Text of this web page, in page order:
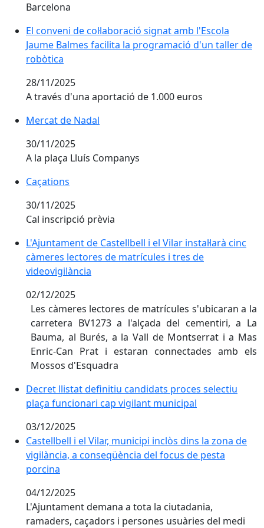
Barcelona
El conveni de col·laboració signat amb l'Escola
El conveni de col·laboració signat amb l'Escola
Jaume Balmes facilita la programació d'un taller de
robòtica
28/11/2025
A través d'una aportació de 1.000 euros
Mercat de Nadal
Mercat de Nadal
30/11/2025
A la plaça Lluís Companys
Caçations
Caçations
30/11/2025
Cal inscripció prèvia
L'Ajuntament de Castellbell i el Vilar instal·larà cinc
L'Ajuntament de Castellbell i el Vilar instal·larà cinc
càmeres lectores de matrícules i tres de
videovigilància
02/12/2025
Les càmeres lectores de matrícules s'ubicaran a la
carretera BV1273 a l'alçada del cementiri, a La
Bauma, al Burés, a la Vall de Montserrat i a Mas
Enric-Can Prat i estaran connectades amb els
Mossos d'Esquadra
Decret llistat definitiu candidats proces selectiu
plaça funcionari cap vigilant municipal
03/12/2025
Castellbell i el Vilar, municipi inclòs dins la zona de
Castellbell i el Vilar, municipi inclòs dins la zona de
vigilància, a conseqüència del focus de pesta
porcina
04/12/2025
L'Ajuntament demana a tota la ciutadania,
ramaders, caçadors i persones usuàries del medi